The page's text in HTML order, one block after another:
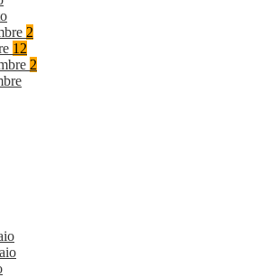
2
12
2